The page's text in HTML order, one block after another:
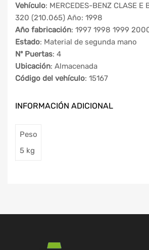
Vehículo: MERCEDES-BENZ CLASE E
320 (210.065) Año: 1998
Año fabricación: 1997 1998 1999
Estado: Material de segunda mano
Nº Puertas: 4
Ubicación: Almacenada
Código del vehículo: 15167
INFORMACIÓN ADICIONAL
Peso
5 kg